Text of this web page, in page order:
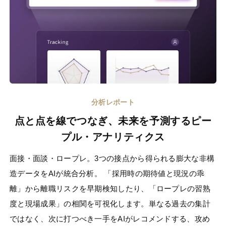
分析レポート
点と点を線でつなぎ、未来を予測するピー
プル・アナリティクス
面接・面談・ロープレ。3つの接点から得られる膨大な非構
造データをAIが統合分析。 「採用時の期待値と現況の乖
離」から離職リスクを早期検知したり、「ロープレの習熟
度と現場成果」の相関を可視化します。単なる過去の集計
ではなく、次に打つべき一手をAIがレコメンドする、攻め